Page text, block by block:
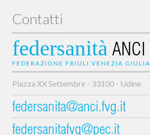
Contatti
federsanità ANCI
FEDERAZIONE FRIULI VENEZIA GIULIA
Piazza XX Settembre - 33100 - Udine
federsanita@anci.fvg.it
federsanitafvg@pec.it